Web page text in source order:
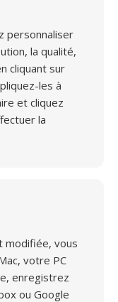
personnaliser
la qualité,
cliquant sur
les à
et cliquez
la
modifiée, vous
votre PC
enregistrez
ou Google